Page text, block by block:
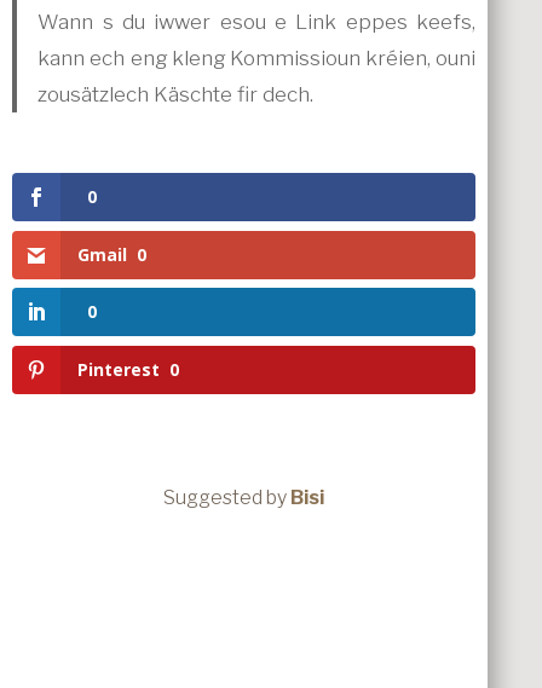
Wann s du iwwer esou e Link eppes keefs,
kann ech eng kleng Kommissioun kréien, ouni
zousätzlech Käschte fir dech.
0
Gmail 0
0
Pinterest 0
Suggested by Bisi